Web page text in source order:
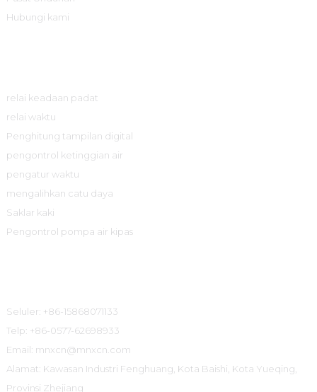
Hubungi kami
relai keadaan padat
relai waktu
Penghitung tampilan digital
pengontrol ketinggian air
pengatur waktu
mengalihkan catu daya
Saklar kaki
Pengontrol pompa air kipas
Seluler: +86-15868071133
Telp: +86-0577-62698933
Email: mnxcn@mnxcn.com
Alamat: Kawasan Industri Fenghuang, Kota Baishi, Kota Yueqing,
Provinsi Zhejiang